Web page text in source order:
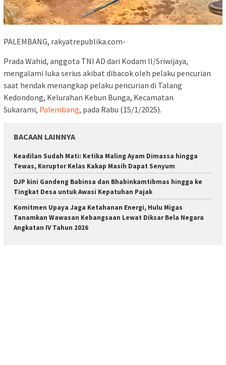
PALEMBANG, rakyatrepublika.com-
Prada Wahid, anggota TNI AD dari Kodam II/Sriwijaya,
mengalami luka serius akibat dibacok oleh pelaku pencurian
saat hendak menangkap pelaku pencurian di Talang
Kedondong, Kelurahan Kebun Bunga, Kecamatan
Sukarami, Palembang, pada Rabu (15/1/2025).
BACAAN LAINNYA
Keadilan Sudah Mati: Ketika Maling Ayam Dimassa hingga
Tewas, Koruptor Kelas Kakap Masih Dapat Senyum
DJP kini Gandeng Babinsa dan Bhabinkamtibmas hingga ke
Tingkat Desa untuk Awasi Kepatuhan Pajak
Komitmen Upaya Jaga Ketahanan Energi, Hulu Migas
Tanamkan Wawasan Kebangsaan Lewat Diksar Bela Negara
Angkatan IV Tahun 2026